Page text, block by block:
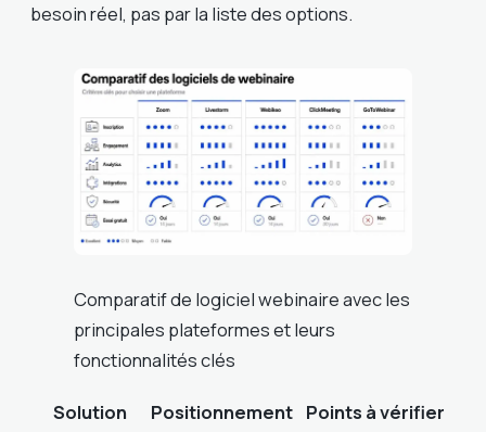
besoin réel, pas par la liste des options.
Comparatif de logiciel webinaire avec les
principales plateformes et leurs
fonctionnalités clés
Solution Positionnement Points à vérifier